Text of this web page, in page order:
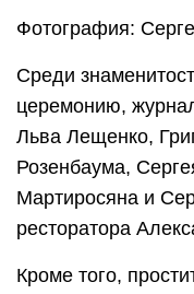
Фотография:
Среди
церемонию,
Льва Лещенко,
Розенбаума,
Мартиросяна и
ресторатора
Кроме того,